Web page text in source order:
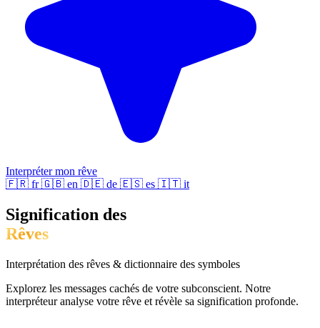
Interpréter mon rêve
🇫🇷 fr 🇬🇧 en 🇩🇪 de 🇪🇸 es 🇮🇹 it
Signification des
Rêves
Interprétation des rêves & dictionnaire des symboles
Explorez les messages cachés de votre subconscient. Notre
interpréteur analyse votre rêve et révèle sa signification profonde.